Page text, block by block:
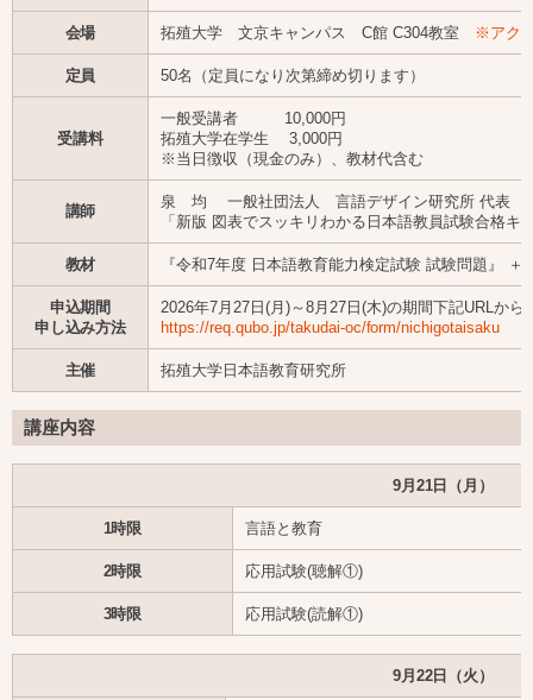
会場 拓殖大学 文京キャンパス C館 C304教室 ※アク
定員 50名（定員になり次第締め切ります）
受講料
一般受講者 10,000円
拓殖大学在学生 3,000円
※当日徴収（現金のみ）、教材代含む
講師
泉 均 一般社団法人 言語デザイン研究所 代表
「新版 図表でスッキリわかる日本語教員試験合格キ
教材 『令和7年度 日本語教育能力検定試験 試験問題』 ＋
申込期間
申し込み方法
2026年7月27日(月)～8月27日(木)の期間下記URLから
https://req.qubo.jp/takudai-oc/form/nichigotaisaku
主催 拓殖大学日本語教育研究所
講座内容
9月21日（月）
1時限 言語と教育
2時限 応用試験(聴解①)
3時限 応用試験(読解①)
9月22日（火）